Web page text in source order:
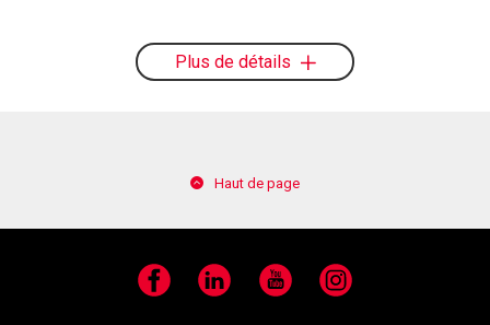
Plus de détails
Haut de page
Facebook LinkedIn YouTube Instagram